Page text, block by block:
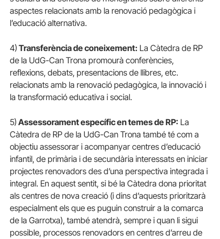
aspectes relacionats amb la renovació pedagògica i
l’educació alternativa.
4) Transferència de coneixement: La Càtedra de RP
de la UdG-Can Trona promourà conferències,
reflexions, debats, presentacions de llibres, etc.
relacionats amb la renovació pedagògica, la innovació i
la transformació educativa i social.
5) Assessorament específic en temes de RP: La
Càtedra de RP de la UdG-Can Trona també té com a
objectiu assessorar i acompanyar centres d’educació
infantil, de primària i de secundària interessats en iniciar
projectes renovadors des d’una perspectiva integrada i
integral. En aquest sentit, si bé la Càtedra dona prioritat
als centres de nova creació (i dins d’aquests prioritzarà
especialment els que es puguin construir a la comarca
de la Garrotxa), també atendrà, sempre i quan li sigui
possible, processos renovadors en centres d’arreu de